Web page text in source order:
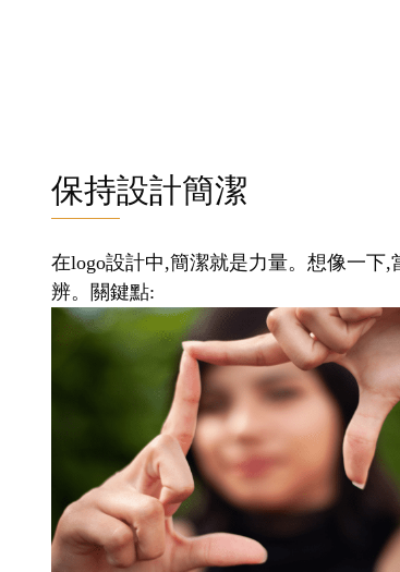
保持設計簡潔
在logo設計中,簡潔就是力量。想像一下
辨。關鍵點: